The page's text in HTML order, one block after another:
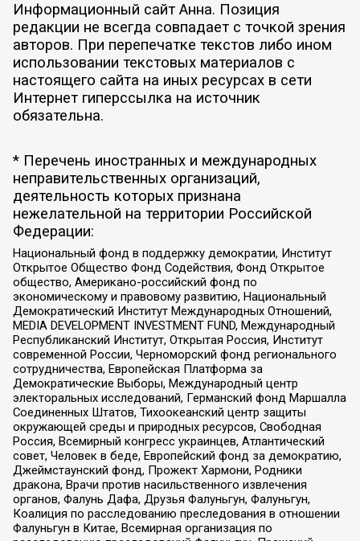
Информационный сайт Анна. Позиция
редакции не всегда совпадает с точкой зрения
авторов. При перепечатке текстов либо ином
использовании текстовых материалов с
настоящего сайта на иных ресурсах в сети
Интернет гиперссылка на источник
обязательна.
* Перечень иностранных и международных
неправительственных организаций,
деятельность которых признана
нежелательной на территории Российской
Федерации:
Национальный фонд в поддержку демократии, Институт
Открытое Общество Фонд Содействия, Фонд Открытое
общество, Американо-российский фонд по
экономическому и правовому развитию, Национальный
Демократический Институт Международных Отношений,
MEDIA DEVELOPMENT INVESTMENT FUND, Международный
Республиканский Институт, Открытая Россия, Институт
современной России, Черноморский фонд регионального
сотрудничества, Европейская Платформа за
Демократические Выборы, Международный центр
электоральных исследований, Германский фонд Маршалла
Соединенных Штатов, Тихоокеанский центр защиты
окружающей среды и природных ресурсов, Свободная
Россия, Всемирный конгресс украинцев, Атлантический
совет, Человек в беде, Европейский фонд за демократию,
Джеймстаунский фонд, Прожект Хармони, Родники
дракона, Врачи против насильственного извлечения
органов, Фалунь Дафа, Друзья Фалуньгун, Фалуньгун,
Коалиция по расследованию преследования в отношении
Фалуньгун в Китае, Всемирная организация по